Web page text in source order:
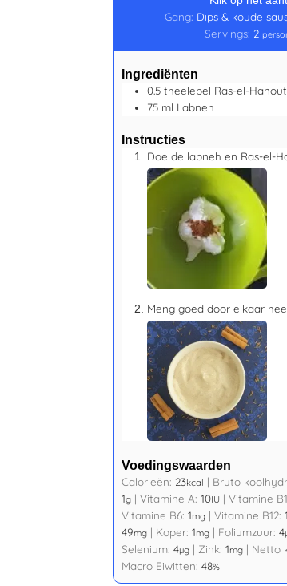
Gang: Dips & koude
Servings: 2
Ingrediënten
0.5 theelepel Ras-el-Hanout
75 ml Labneh
Instructies
Doe de labneh en Ras-el-
Meng goed door elkaar
Voedingswaarden
Calorieën: 23kcal | Bruto
1g | Vitamine A: 10IU | Vitamine
Vitamine B6: 1mg | Vitamine B12: 1
49mg | Koper: 1mg | Foliumzuur: 4
Selenium: 4µg | Zink: 1mg | Netto
Macro Eiwitten: 48%